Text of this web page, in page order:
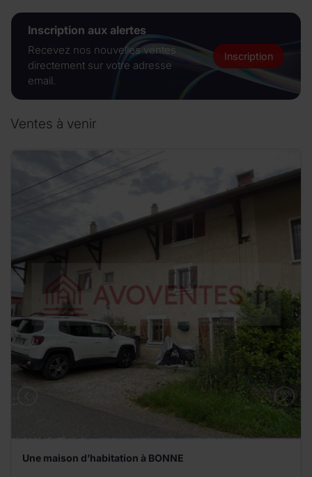
Inscription aux alertes
Recevez nos nouvelles ventes
directement sur votre adresse
email.
Inscription
Ventes à venir
Une maison d’habitation à BONNE